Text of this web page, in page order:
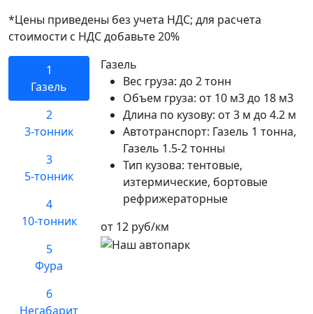
*Цены приведены без учета НДС; для расчета
стоимости с НДС добавьте 20%
1
Газель
2
3-тонник
3
5-тонник
4
10-тонник
5
Фура
6
Негабарит
Газель
Вес груза: до 2 тонн
Объем груза: от 10 м3 до 18 м3
Длина по кузову: от 3 м до 4.2 м
Автотранспорт: Газель 1 тонна,
Газель 1.5-2 тонны
Тип кузова: тентовые,
изтермические, бортовые
рефрижераторные
от 12 руб/км